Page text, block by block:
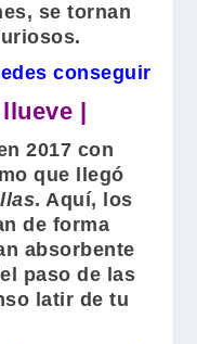
se tornan
conseguir
|
2017 con
que llegó
. Aquí, los
de forma
absorbente
paso de las
latir de tu